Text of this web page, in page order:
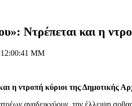
Ντρέπεται και η
12:00:41 ΜΜ
η ντροπή κύριοι της Δημοτικής
αναδεικνύουν την έλλειψη